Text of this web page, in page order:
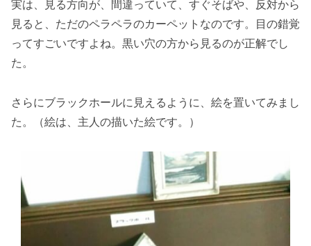
実は、見る方向が、間違っていて、すぐそばや、反対から
見ると、ただのペラペラのカーペットなのです。目の錯覚
ってすごいですよね。黒い穴の方から見るのが正解でし
た。
さらにブラックホールに見えるように、絵を置いてみまし
た。（絵は、主人の描いた絵です。）